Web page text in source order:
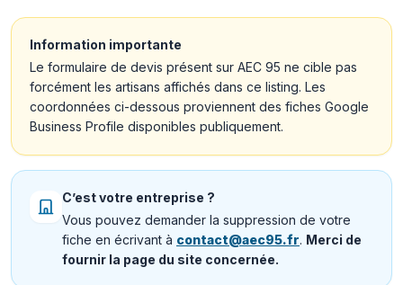
Information importante
Le formulaire de devis présent sur AEC 95 ne cible pas
forcément les artisans affichés dans ce listing. Les
coordonnées ci-dessous proviennent des fiches Google
Business Profile disponibles publiquement.
C’est votre entreprise ?
Vous pouvez demander la suppression de votre
fiche en écrivant à contact@aec95.fr. Merci de
fournir la page du site concernée.